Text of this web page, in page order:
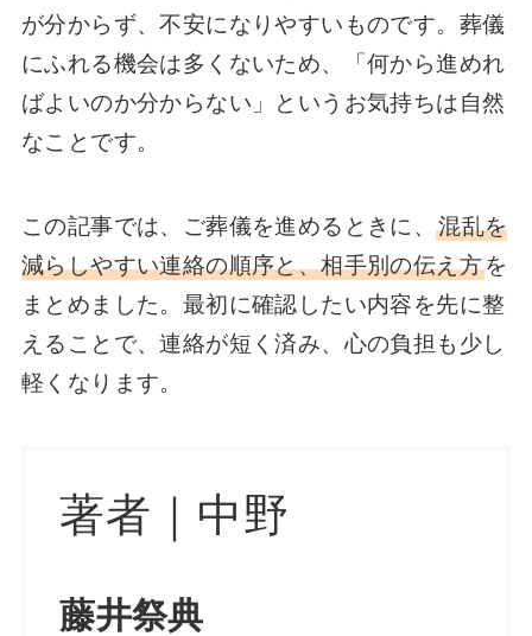
が分からず、不安になりやすいものです。葬儀
にふれる機会は多くないため、「何から進めれ
ばよいのか分からない」というお気持ちは自然
なことです。
この記事では、ご葬儀を進めるときに、混乱を
減らしやすい連絡の順序と、相手別の伝え方を
まとめました。最初に確認したい内容を先に整
えることで、連絡が短く済み、心の負担も少し
軽くなります。
著者｜中野
藤井祭典